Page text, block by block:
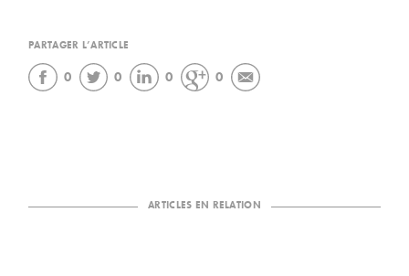
PARTAGER L’ARTICLE
0 0 0 0
ARTICLES EN RELATION